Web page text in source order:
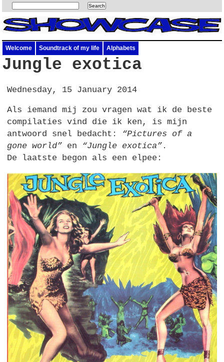
Welcome Soundtrack of my life Alphabets
Jungle exotica
Wednesday, 15 January 2014
Als iemand mij zou vragen wat ik de beste
compilaties vind die ik ken, is mijn
antwoord snel bedacht: “Pictures of a
gone world” en “Jungle exotica” .
De laatste begon als een elpee: